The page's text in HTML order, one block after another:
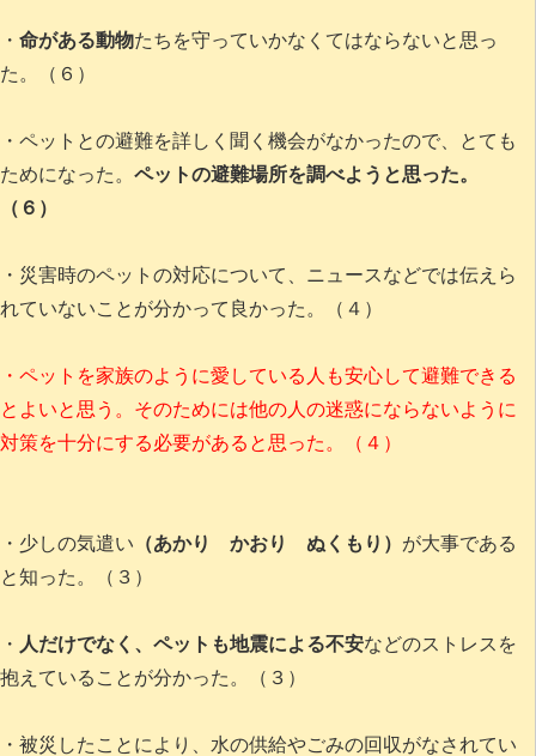
・ 命がある動物たちを守っていかなくてはならないと思っ
た。（６）
・ペットとの避難を詳しく聞く機会がなかったので、とても
ためになった。 ペットの避難場所を調べようと思った。
（６）
・災害時のペットの対応について、ニュースなどでは伝えら
れていないことが分かって良かった。（４）
・ペットを家族のように愛している人も安心して避難できる
とよいと思う。そのためには他の人の迷惑にならないように
対策を十分にする必要があると思った。（４）
・少しの気遣い （あかり かおり ぬくもり） が大事である
と知った。（３）
・ 人だけでなく、ペットも地震による不安などのストレスを
抱えていることが分かった。（３）
・被災したことにより、水の供給やごみの回収がなされてい